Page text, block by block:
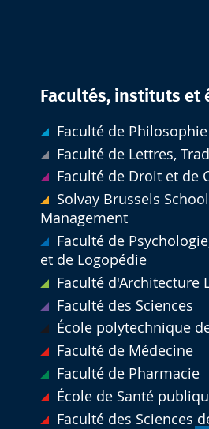
Facultés, instituts et
Faculté de
Faculté de Lettres,
Faculté de Droit et de
Solvay Brussels
Management
Faculté de
et de Logopédie
Faculté d'Architecture
Faculté des Sciences
École polytechnique
Faculté de Médecine
Faculté de Pharmacie
École de Santé
Faculté des Sciences